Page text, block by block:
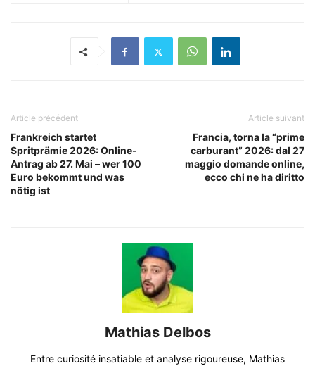
Article précédent
Frankreich startet
Spritprämie 2026: Online-
Antrag ab 27. Mai – wer 100
Euro bekommt und was
nötig ist
Article suivant
Francia, torna la “prime
carburant” 2026: dal 27
maggio domande online,
ecco chi ne ha diritto
Mathias Delbos
Entre curiosité insatiable et analyse rigoureuse, Mathias